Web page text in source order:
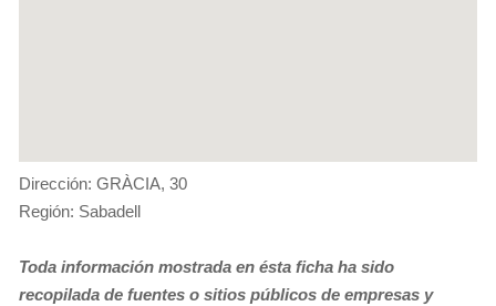
Dirección: GRÀCIA, 30
Región: Sabadell
Toda información mostrada en ésta ficha ha sido
recopilada de fuentes o sitios públicos de empresas y